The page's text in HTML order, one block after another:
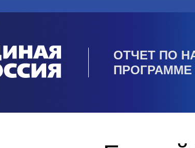
ОТЧЕТ ПО
ПРОГРАММЕ